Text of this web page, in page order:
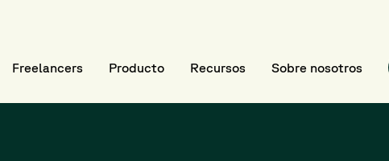
Freelancers Producto Recursos Sobre nosotros